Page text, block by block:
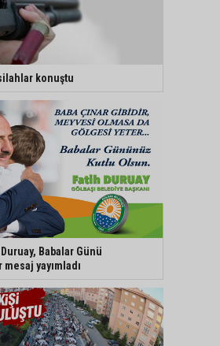
konuştu
Babalar Günü
yayımladı